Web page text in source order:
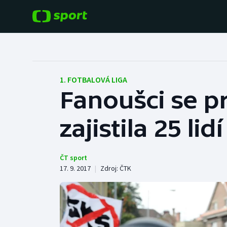
Hokej
Tenis
Cyklistika
Baseball a softbal
Basketbal
Boby a skeleton
Box
1. FOTBALOVÁ LIGA
Fanoušci se
zajistila 25 lidí
ČT sport
17. 9. 2017 | Zdroj: ČTK